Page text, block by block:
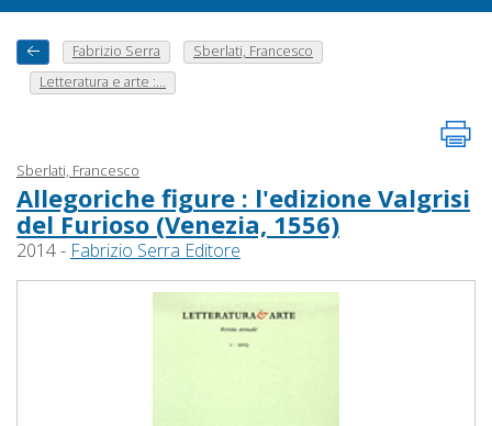
Fabrizio Serra
Sberlati, Francesco
Letteratura e arte :...
Sberlati, Francesco
Allegoriche figure : l'edizione Valgrisi
del Furioso (Venezia, 1556)
2014 - Fabrizio Serra Editore